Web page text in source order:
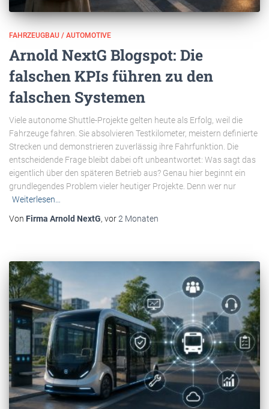
FAHRZEUGBAU / AUTOMOTIVE
Arnold NextG Blogspot: Die
falschen KPIs führen zu den
falschen Systemen
Viele autonome Shuttle-Projekte gelten heute als Erfolg, weil die
Fahrzeuge fahren. Sie absolvieren Testkilometer, meistern definierte
Strecken und demonstrieren zuverlässig ihre Fahrfunktion. Die
entscheidende Frage bleibt dabei oft unbeantwortet: Was sagt das
eigentlich über den späteren Betrieb aus? Genau hier beginnt ein
grundlegendes Problem vieler heutiger Projekte. Denn wer nur
Weiterlesen…
Von Firma Arnold NextG, vor2 Monaten